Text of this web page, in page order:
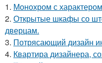
1. Монохром с
2. Открытые шкафы со
дверцам.
3. Потрясающий дизайн
4. Квартира дизайнера,